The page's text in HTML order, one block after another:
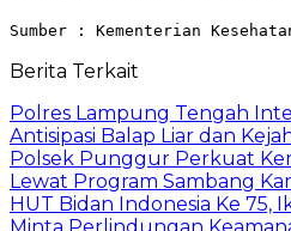
Sumber : Kementerian
Berita Terkait
Polres Lampung Tengah
Antisipasi Balap Liar dan
Polsek Punggur Perkuat
Lewat Program Sambang
HUT Bidan Indonesia Ke 75,